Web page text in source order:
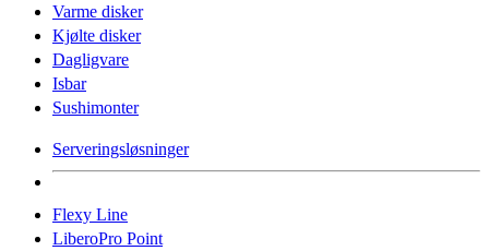
Varme disker
Kjølte disker
Dagligvare
Isbar
Sushimonter
Serveringsløsninger
Flexy Line
LiberoPro Point